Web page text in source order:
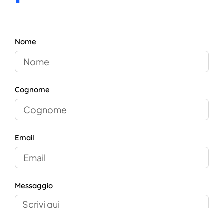
Nome
Cognome
Email
Messaggio